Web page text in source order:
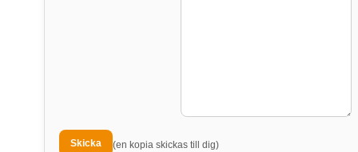
(en kopia skickas till dig)